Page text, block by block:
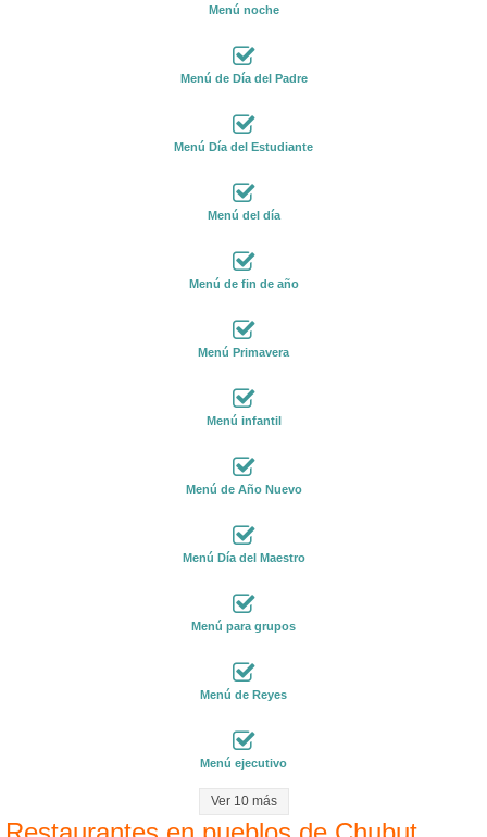
Menú noche
Menú de Día del Padre
Menú Día del Estudiante
Menú del día
Menú de fin de año
Menú Primavera
Menú infantil
Menú de Año Nuevo
Menú Día del Maestro
Menú para grupos
Menú de Reyes
Menú ejecutivo
Ver 10 más